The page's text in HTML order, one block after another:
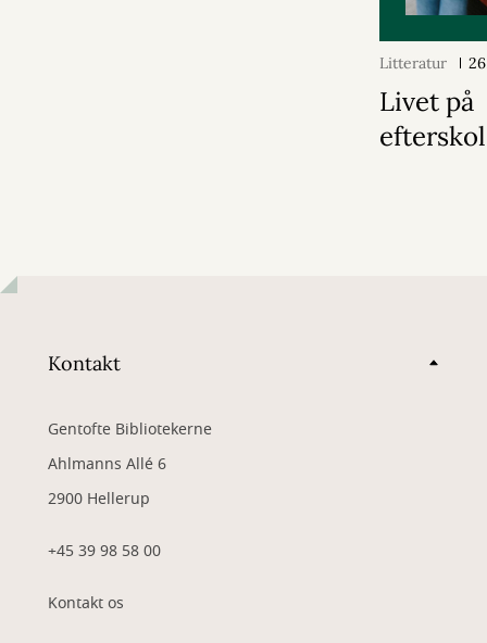
Litteratur
Livet på
Kontakt
Gentofte Bibliotekerne
Ahlmanns Allé 6
2900 Hellerup
+45 39 98 58 00
Kontakt os